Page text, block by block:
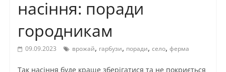
насіння: поради
городникам
09.09.2023 врожай, гарбузи, поради, село, ферма
Так насіння буде краще зберігатися та не покриється